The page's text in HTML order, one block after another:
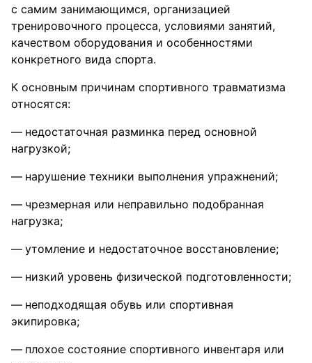
с самим занимающимся, организацией
тренировочного процесса, условиями занятий,
качеством оборудования и особенностями
конкретного вида спорта.
К основным причинам спортивного травматизма
относятся:
недостаточная разминка перед основной
нагрузкой;
нарушение техники выполнения упражнений;
чрезмерная или неправильно подобранная
нагрузка;
утомление и недостаточное восстановление;
низкий уровень физической подготовленности;
неподходящая обувь или спортивная
экипировка;
плохое состояние спортивного инвентаря или